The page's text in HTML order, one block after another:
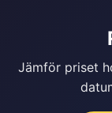
Jämför priset